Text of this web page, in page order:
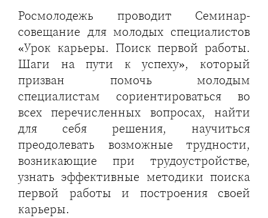
Росмолодежь проводит Семинар-
совещание для молодых специалистов
«Урок карьеры. Поиск первой работы.
Шаги на пути к успеху», который
призван помочь молодым
специалистам сориентироваться во
всех перечисленных вопросах, найти
для себя решения, научиться
преодолевать возможные трудности,
возникающие при трудоустройстве,
узнать эффективные методики поиска
первой работы и построения своей
карьеры.